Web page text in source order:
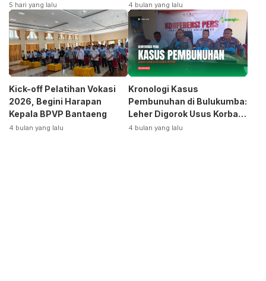
Terpecah
5 hari yang lalu
Siap Bangkitkan Jurusan
Otomotif
4 bulan yang lalu
Kick-off Pelatihan Vokasi
2026, Begini Harapan
Kepala BPVP Bantaeng
4 bulan yang lalu
Kronologi Kasus
Pembunuhan di Bulukumba:
Leher Digorok Usus Korban
Dikeluarkan
4 bulan yang lalu